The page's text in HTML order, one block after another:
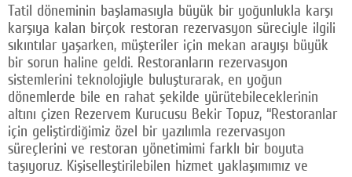
Tatil döneminin başlamasıyla büyük bir yoğunlukla karşı
karşıya kalan birçok restoran rezervasyon süreciyle ilgili
sıkıntılar yaşarken, müşteriler için mekan arayışı büyük
bir sorun haline geldi. Restoranların rezervasyon
sistemlerini teknolojiyle buluşturarak, en yoğun
dönemlerde bile en rahat şekilde yürütebileceklerinin
altını çizen Rezervem Kurucusu Bekir Topuz, “Restoranlar
için geliştirdiğimiz özel bir yazılımla rezervasyon
süreçlerini ve restoran yönetimimi farklı bir boyuta
taşıyoruz. Kişiselleştirilebilen hizmet yaklaşımımız ve